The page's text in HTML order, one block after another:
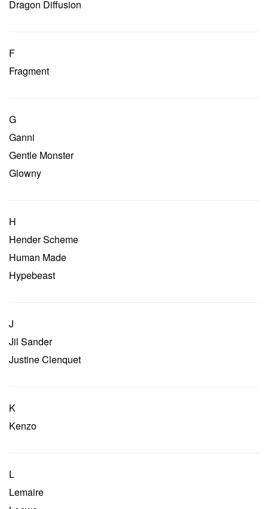
Dragon Diffusion
F
Fragment
G
Ganni
Gentle Monster
Glowny
H
Hender Scheme
Human Made
Hypebeast
J
Jil Sander
Justine Clenquet
K
Kenzo
L
Lemaire